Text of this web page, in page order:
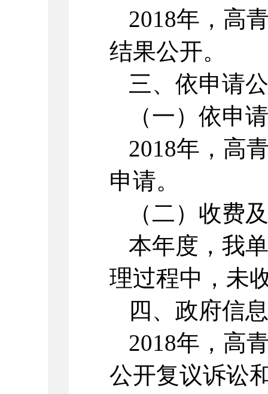
2018年，高
结果公开。
三、依申请
（一）依申
2018年，高
申请。
（二）收费
本年度，我
理过程中，未
四、政府信
2018年，高
公开复议诉讼